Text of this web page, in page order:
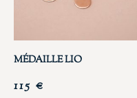
MÉDAILLE LIO
115 €